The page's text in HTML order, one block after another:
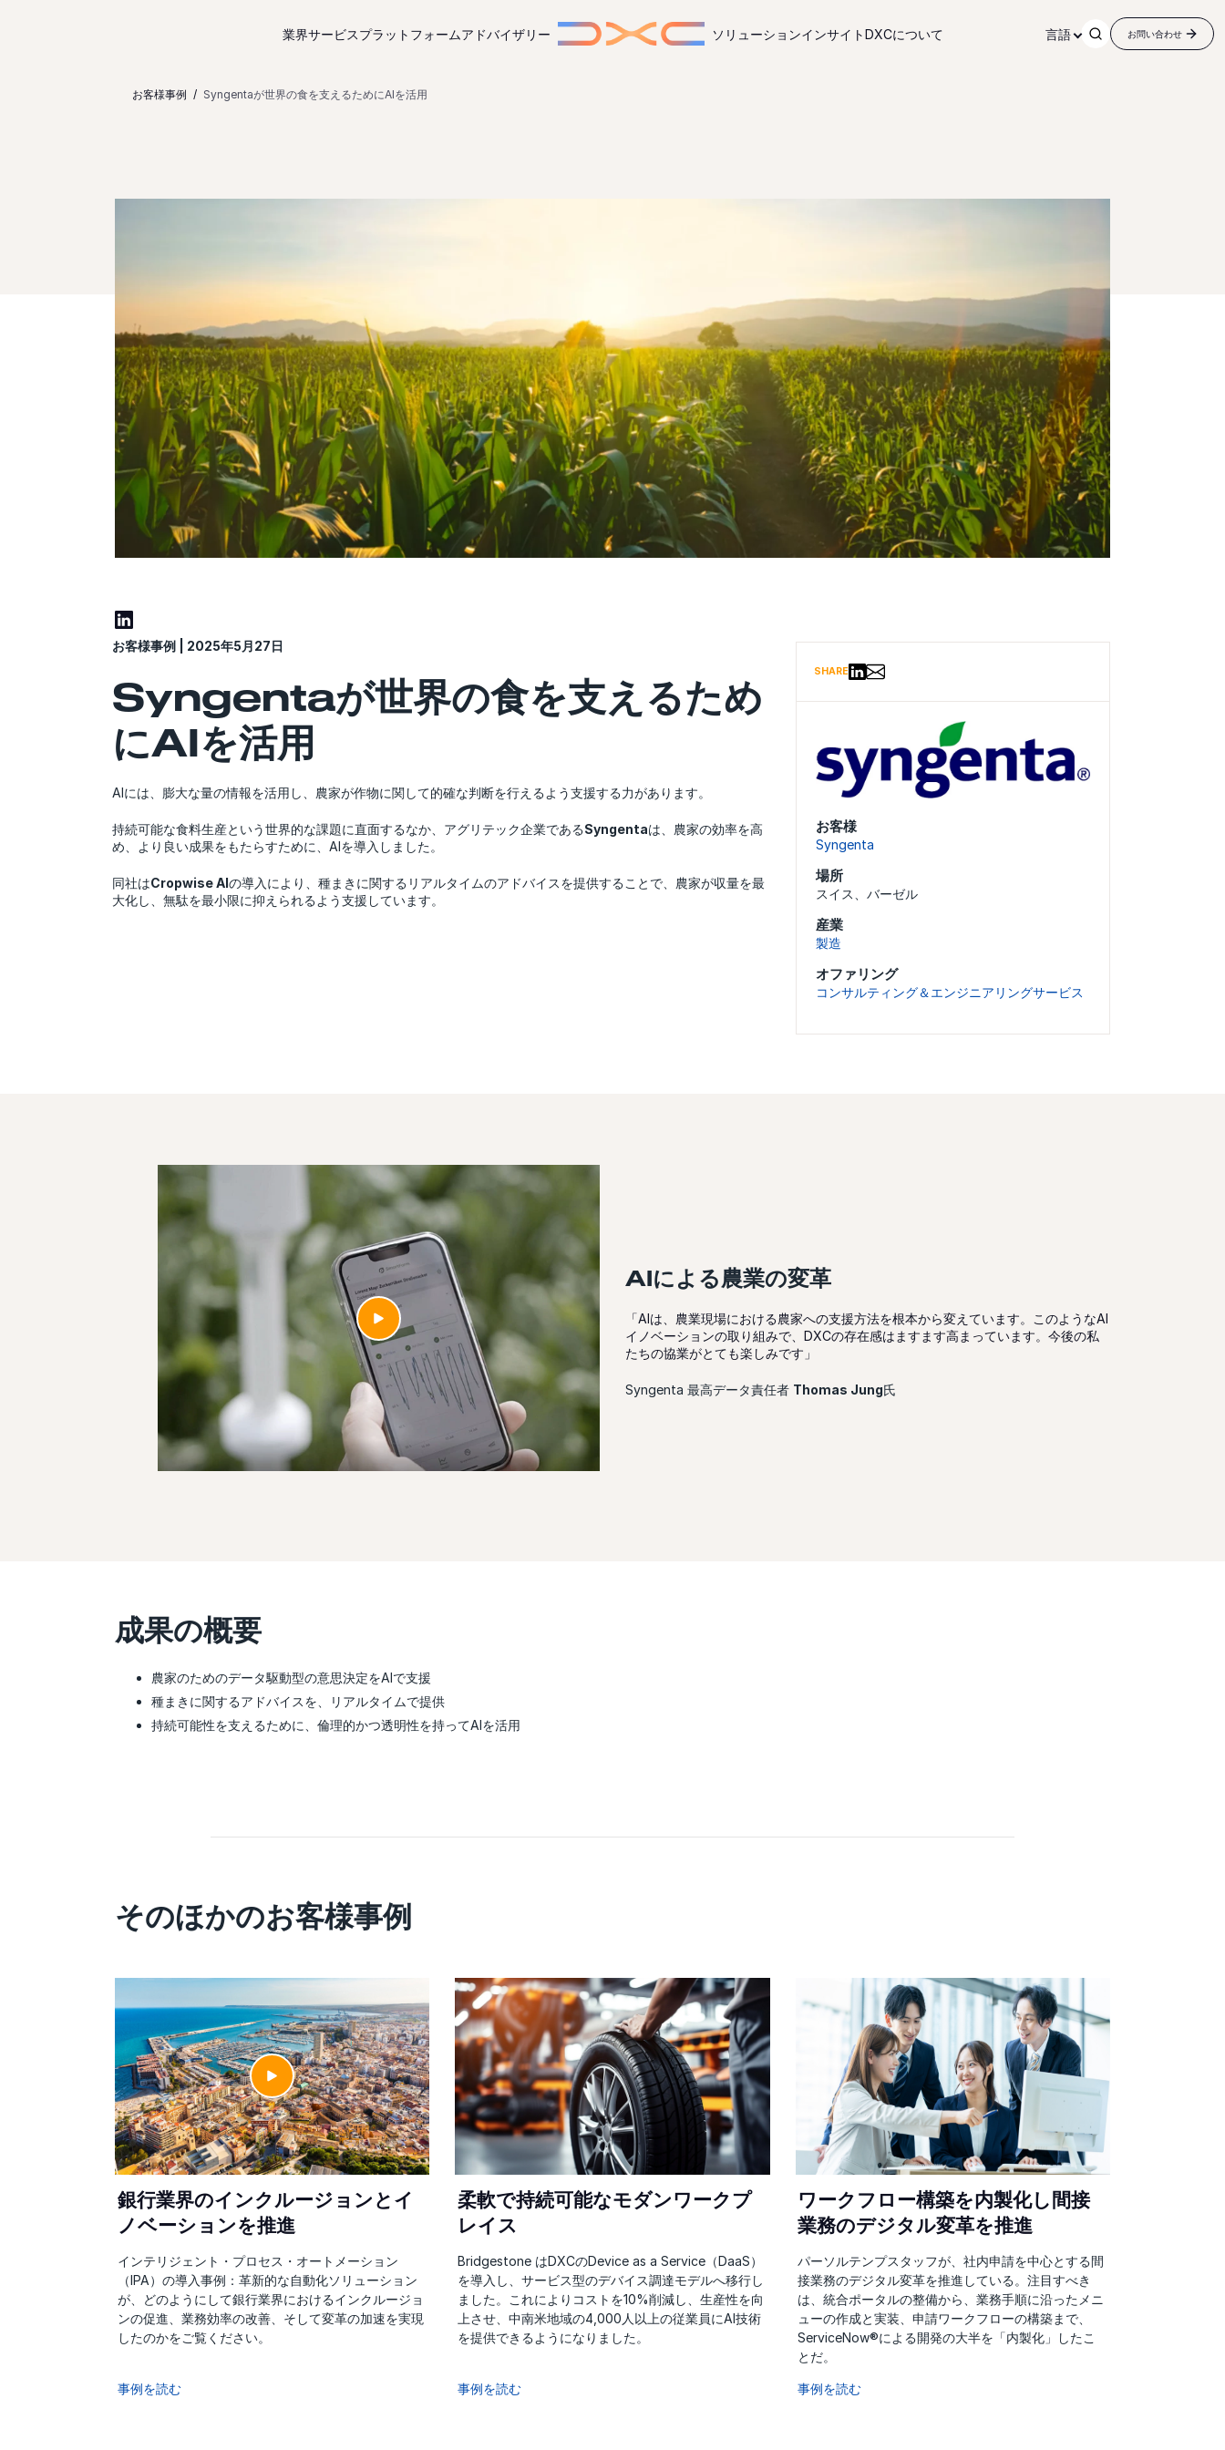
業界サービスプラットフォームアドバイザリー ソリューションインサイトDXCについて 言語 お問い合わせ
お客様事例 Syngentaが世界の食を支えるためにAIを活用
SHAREリンクトインで共有する
Share via Email
お客様
Syngenta
場所
スイス、バーゼル
産業
製造
オファリング
コンサルティング＆エンジニアリングサービス
お客様事例 | 2025年5月27日
Syngentaが世界の食を支えるため
にAIを活用
AIには、膨大な量の情報を活用し、農家が作物に関して的確な判断を行えるよう支援する力があります。
持続可能な食料生産という世界的な課題に直面するなか、アグリテック企業であるSyngentaは、農家の効率を高
め、より良い成果をもたらすために、AIを導入しました。
同社はCropwise AIの導入により、種まきに関するリアルタイムのアドバイスを提供することで、農家が収量を最
大化し、無駄を最小限に抑えられるよう支援しています。
AIによる農業の変革
「AIは、農業現場における農家への支援方法を根本から変えています。このようなAI
イノベーションの取り組みで、DXCの存在感はますます高まっています。今後の私
たちの協業がとても楽しみです」
Syngenta 最高データ責任者 Thomas Jung氏
成果の概要
農家のためのデータ駆動型の意思決定をAIで支援
種まきに関するアドバイスを、リアルタイムで提供
持続可能性を支えるために、倫理的かつ透明性を持ってAIを活用
そのほかのお客様事例
銀行業界のインクルージョンとイ
ノベーションを推進
インテリジェント・プロセス・オートメーション
（IPA）の導入事例：革新的な自動化ソリューション
が、どのようにして銀行業界におけるインクルージョ
ンの促進、業務効率の改善、そして変革の加速を実現
したのかをご覧ください。
事例を読む
柔軟で持続可能なモダンワークプ
レイス
Bridgestone はDXCのDevice as a Service（DaaS）
を導入し、サービス型のデバイス調達モデルへ移行し
ました。これによりコストを10%削減し、生産性を向
上させ、中南米地域の4,000人以上の従業員にAI技術
を提供できるようになりました。
事例を読む
ワークフロー構築を内製化し間接
業務のデジタル変革を推進
パーソルテンプスタッフが、社内申請を中心とする間
接業務のデジタル変革を推進している。注目すべき
は、統合ポータルの整備から、業務手順に沿ったメニ
ューの作成と実装、申請ワークフローの構築まで、
ServiceNow®による開発の大半を「内製化」したこ
とだ。
事例を読む